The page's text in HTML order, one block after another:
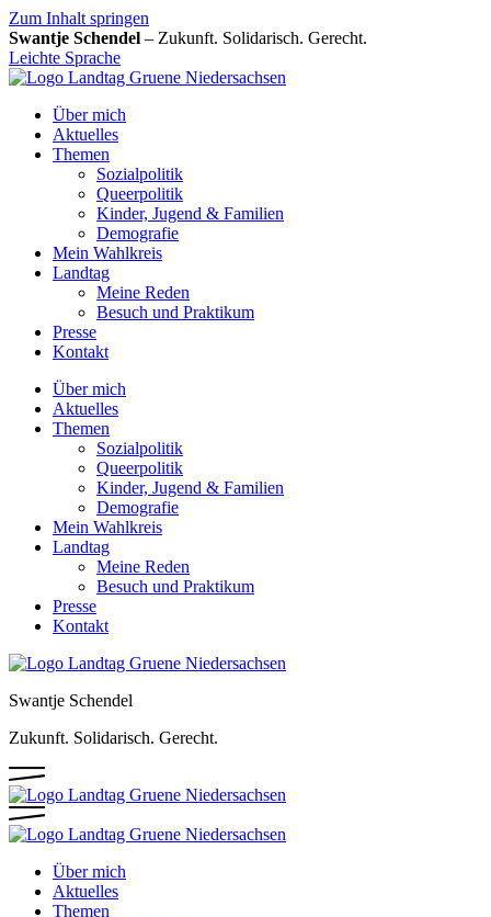
Zum Inhalt springen
Swantje Schendel – Zukunft. Solidarisch. Gerecht.
Leichte Sprache
Über mich
Aktuelles
Themen
Sozialpolitik
Queerpolitik
Kinder, Jugend & Familien
Demografie
Mein Wahlkreis
Landtag
Meine Reden
Besuch und Praktikum
Presse
Kontakt
Über mich
Aktuelles
Themen
Sozialpolitik
Queerpolitik
Kinder, Jugend & Familien
Demografie
Mein Wahlkreis
Landtag
Meine Reden
Besuch und Praktikum
Presse
Kontakt
Swantje Schendel
Zukunft. Solidarisch. Gerecht.
Über mich
Aktuelles
Themen